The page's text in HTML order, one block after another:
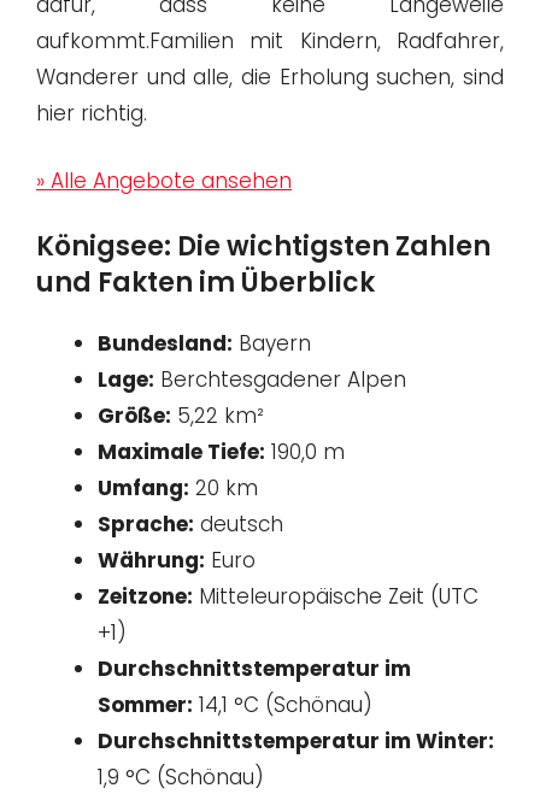
aufkommt.Familien mit Kindern, Radfahrer,
Wanderer und alle, die Erholung suchen, sind
hier richtig.
» Alle Angebote ansehen
Königsee: Die wichtigsten Zahlen
und Fakten im Überblick
Bundesland: Bayern
Lage: Berchtesgadener Alpen
Größe: 5,22 km²
Maximale Tiefe: 190,0 m
Umfang: 20 km
Sprache: deutsch
Währung: Euro
Zeitzone: Mitteleuropäische Zeit (UTC
+1)
Durchschnittstemperatur im
Sommer: 14,1 °C (Schönau)
Durchschnittstemperatur im Winter:
1,9 °C (Schönau)